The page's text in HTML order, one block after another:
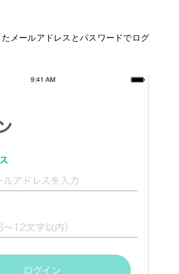
メールアドレスとパスワードでログ